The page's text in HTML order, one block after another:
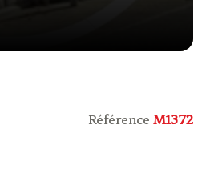
Référence M1372